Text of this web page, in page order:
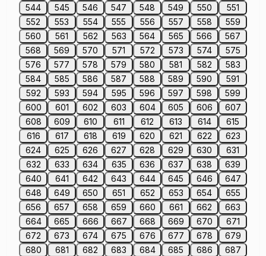
544
545 546 547 548 549 550
551
552
553 554 555 556 557 558
559
560
561 562 563 564 565 566
567
568
569 570 571 572 573 574
575
576
577 578 579 580 581 582
583
584
585 586 587 588 589 590
591
592
593 594 595 596 597 598
599
600
601 602 603 604 605 606
607
608
609 610 611 612 613 614
615
616
617 618 619 620 621 622
623
624
625 626 627 628 629 630
631
632
633 634 635 636 637 638
639
640
641 642 643 644 645 646
647
648
649 650 651 652 653 654
655
656
657 658 659 660 661 662
663
664
665 666 667 668 669 670
671
672
673 674 675 676 677 678
679
680
681 682 683 684 685 686
687